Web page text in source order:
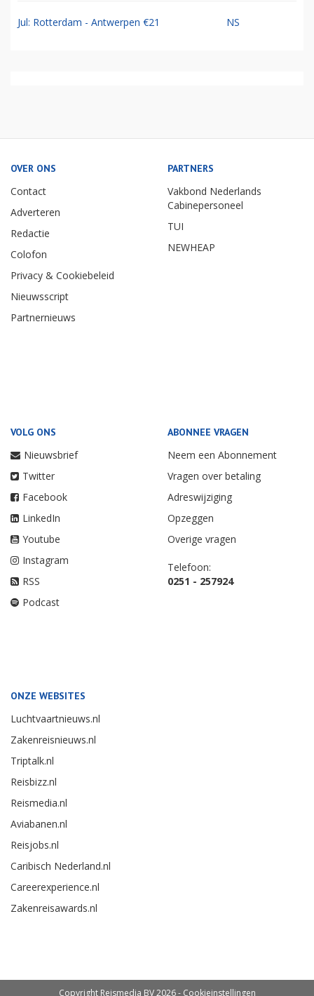
Jul: Rotterdam - Antwerpen €21 NS
OVER ONS
Contact
Adverteren
Redactie
Colofon
Privacy & Cookiebeleid
Nieuwsscript
Partnernieuws
PARTNERS
Vakbond Nederlands
Cabinepersoneel
TUI
NEWHEAP
VOLG ONS
Nieuwsbrief
Twitter
Facebook
LinkedIn
Youtube
Instagram
RSS
Podcast
ABONNEE VRAGEN
Neem een Abonnement
Vragen over betaling
Adreswijziging
Opzeggen
Overige vragen
Telefoon:
0251 - 257924
ONZE WEBSITES
Luchtvaartnieuws.nl
Zakenreisnieuws.nl
Triptalk.nl
Reisbizz.nl
Reismedia.nl
Aviabanen.nl
Reisjobs.nl
Caribisch Nederland.nl
Careerexperience.nl
Zakenreisawards.nl
Copyright Reismedia BV 2026 - Cookieinstellingen